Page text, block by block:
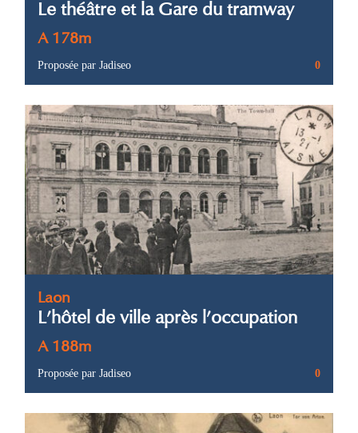
Le théâtre et la Gare du tramway
A 178m
Proposée par Jadiseo 0
Laon
L’hôtel de ville après l’occupation
A 188m
Proposée par Jadiseo 0